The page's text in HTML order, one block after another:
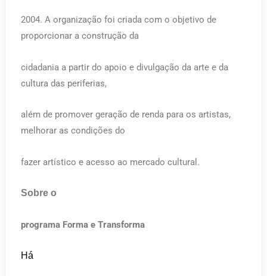
2004. A organização foi criada com o objetivo de
proporcionar a construção da
cidadania a partir do apoio e divulgação da arte e da
cultura das periferias,
além de promover geração de renda para os artistas,
melhorar as condições do
fazer artístico e acesso ao mercado cultural.
Sobre o
programa Forma e Transforma
Há